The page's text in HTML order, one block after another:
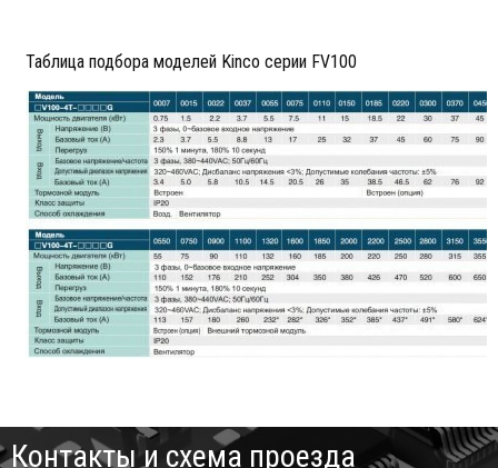
Таблица подбора моделей Kinco серии FV100
Контакты и схема проезда